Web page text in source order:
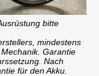
bitte
mindestens
Garantie
Nach
für den Akku.